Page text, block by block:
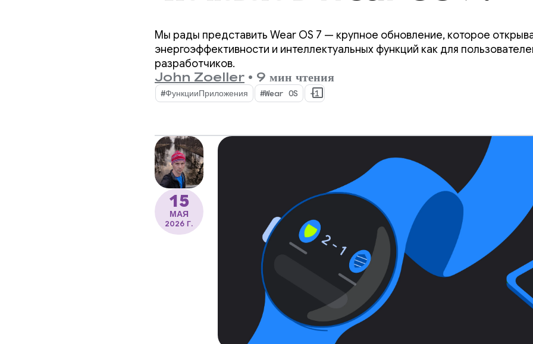
Мы рады представить Wear OS 7 — крупное обновление, которое
энергоэффективности и интеллектуальных функций как для
разработчиков.
John Zoeller • 9 мин чтения
#ФункцииПриложения #Wear OS +1
15
МАЯ
2026 Г.